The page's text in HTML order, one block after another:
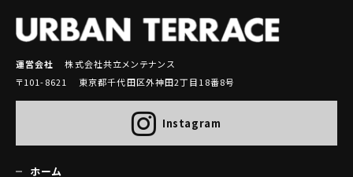
運営会社
株式会社共立メンテナンス
〒101-8621 東京都千代田区外神田2丁目18番8号
Instagram
ホーム